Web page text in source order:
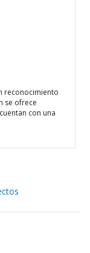
reconocimiento
se ofrece
con una